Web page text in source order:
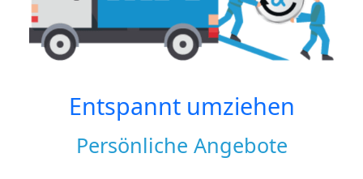
Entspannt umziehen
Persönliche Angebote